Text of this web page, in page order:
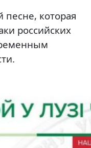
которая
российских